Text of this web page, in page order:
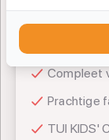
HD
Compleet
Prachtige
TUI KIDS'